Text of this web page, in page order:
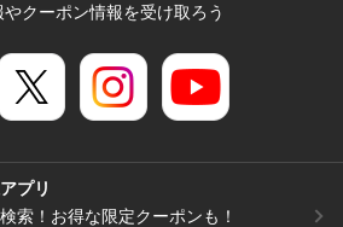
クーポン情報を受け取ろう
プリ
索！お得な限定クーポンも！